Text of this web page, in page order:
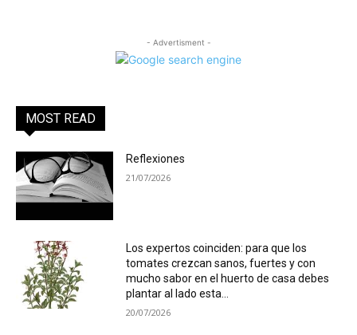
- Advertisment -
MOST READ
Reflexiones
21/07/2026
Los expertos coinciden: para que los
tomates crezcan sanos, fuertes y con
mucho sabor en el huerto de casa debes
plantar al lado esta...
20/07/2026